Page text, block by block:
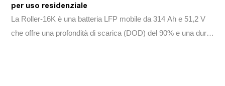
per uso residenziale
La Roller-16K è una batteria LFP mobile da 314 Ah e 51,2 V
che offre una profondità di scarica (DOD) del 90% e una durata